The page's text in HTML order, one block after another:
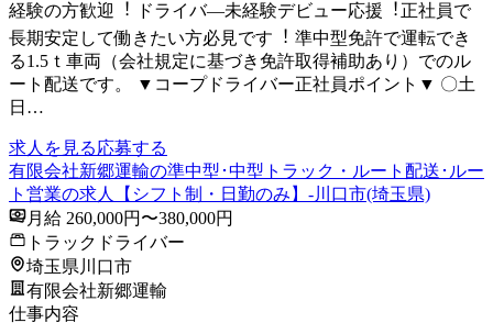
経験の⽅歓迎︕ ドライバ―未経験デビュー応援︕正社員で
⻑期安定して働きたい⽅必⾒です︕ 準中型免許で運転でき
る1.5ｔ⾞両（会社規定に基づき免許取得補助あり）でのル
ート配送です。 ▼コープドライバー正社員ポイント▼ 〇⼟
⽇…
求人を見る応募する
有限会社新郷運輸の準中型･中型トラック・ルート配送･ルー
ト営業の求人【シフト制・日勤のみ】-川口市(埼玉県)
月給 260,000円〜380,000円
トラックドライバー
埼玉県川口市
有限会社新郷運輸
仕事内容